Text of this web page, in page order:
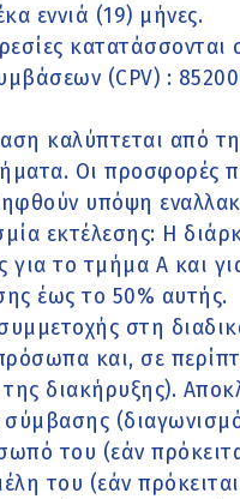
εννιά (19) μήνες.
(CPV) :
καλύπτεται από
Οι προσφορές
υπόψη
εκτέλεσης: Η
το τμήμα Α και
έως το 50% αυτής.
στη
και, σε
διακήρυξης).
του (εάν
του (εάν